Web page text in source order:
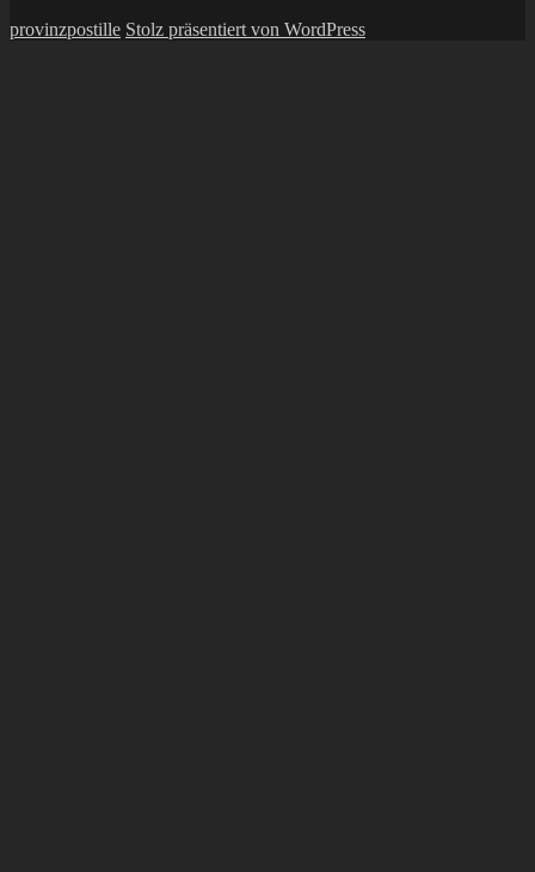
provinzpostille Stolz präsentiert von WordPress